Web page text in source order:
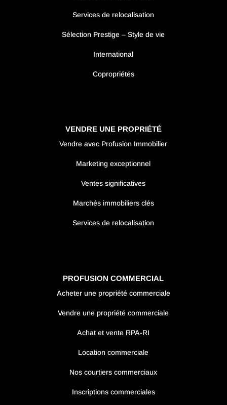
Services de relocalisation
Sélection Prestige – Style de vie
International
Copropriétés
VENDRE UNE PROPRIÉTÉ
Vendre avec Profusion Immobilier
Marketing exceptionnel
Ventes significatives
Marchés immobiliers clés
Services de relocalisation
PROFUSION COMMERCIAL
Acheter une propriété commerciale
Vendre une propriété commerciale
Achat et vente RPA-RI
Location commerciale
Nos courtiers commerciaux
Inscriptions commerciales